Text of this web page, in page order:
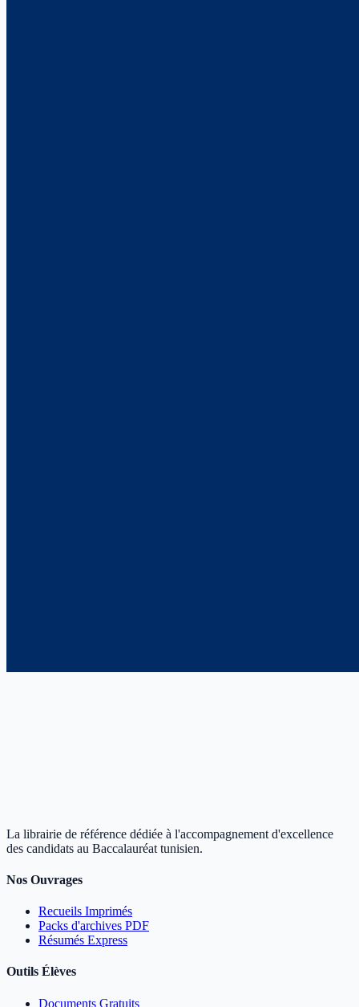
La librairie de référence dédiée à l'accompagnement d'excellence
des candidats au Baccalauréat tunisien.
Nos Ouvrages
Recueils Imprimés
Packs d'archives PDF
Résumés Express
Outils Élèves
Documents Gratuits